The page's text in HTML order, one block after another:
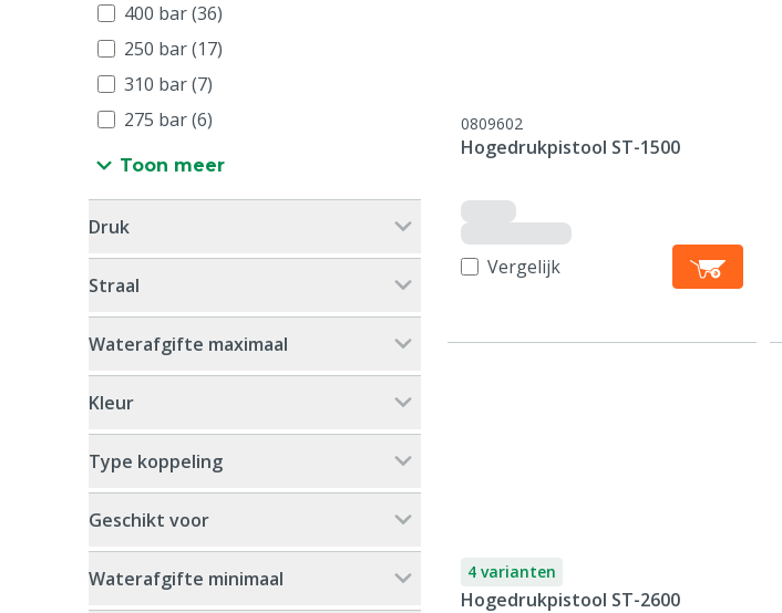
400 bar (36)
250 bar (17)
310 bar (7)
275 bar (6)
Toon meer
Druk
Straal
Waterafgifte maximaal
Kleur
Type koppeling
Geschikt voor
Waterafgifte minimaal
0809602
Hogedrukpistool ST-1500
Vergelijk
4 varianten
Hogedrukpistool ST-2600